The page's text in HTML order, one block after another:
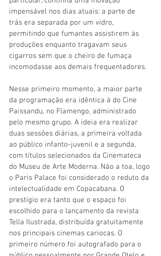
impensável nos dias atuais: a parte de
trás era separada por um vidro,
permitindo que fumantes assistirem às
produções enquanto tragavam seus
cigarros sem que o cheiro de fumaça
incomodasse aos demais frequentadores.
Nesse primeiro momento, a maior parte
da programação era idêntica à do Cine
Paissandu, no Flamengo, administrado
pelo mesmo grupo. A ideia era realizar
duas sessões diárias, a primeira voltada
ao público infanto-juvenil e a segunda,
com títulos selecionados da Cinemateca
do Museu de Arte Moderna. Não a toa, logo
o Paris Palace foi considerado o reduto da
intelectualidade em Copacabana. O
prestígio era tanto que o espaço foi
escolhido para o lançamento da revista
Tella Ilustrada, distribuída gratuitamente
nos principais cinemas cariocas. O
primeiro número foi autografado para o